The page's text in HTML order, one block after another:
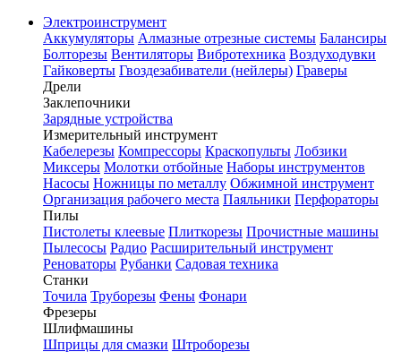
Электроинструмент
Аккумуляторы Алмазные отрезные системы Балансиры
Болторезы Вентиляторы Вибротехника Воздуходувки
Гайковерты Гвоздезабиватели (нейлеры) Граверы
Дрели
Заклепочники
Зарядные устройства
Измерительный инструмент
Кабелерезы Компрессоры Краскопульты Лобзики
Миксеры Молотки отбойные Наборы инструментов
Насосы Ножницы по металлу Обжимной инструмент
Организация рабочего места Паяльники Перфораторы
Пилы
Пистолеты клеевые Плиткорезы Прочистные машины
Пылесосы Радио Расширительный инструмент
Реноваторы Рубанки Садовая техника
Станки
Точила Труборезы Фены Фонари
Фрезеры
Шлифмашины
Шприцы для смазки Штроборезы